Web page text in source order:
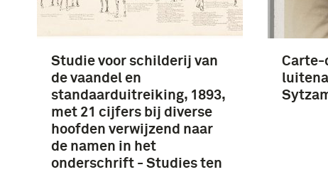
Studie voor schilderij van
de vaandel en
standaarduitreiking, 1893,
met 21 cijfers bij diverse
hoofden verwijzend naar
de namen in het
onderschrift - Studies ten
Carte-